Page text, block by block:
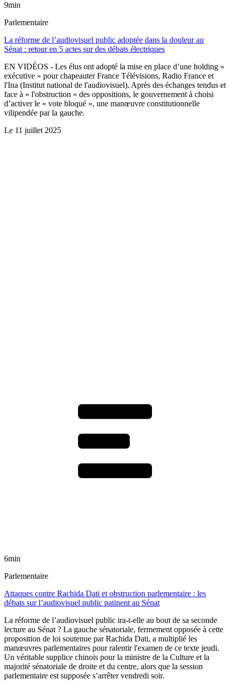
9min
Parlementaire
La réforme de l’audiovisuel public adoptée dans la douleur au
Sénat : retour en 5 actes sur des débats électriques
EN VIDÉOS - Les élus ont adopté la mise en place d’une holding «
exécutive » pour chapeauter France Télévisions, Radio France et
l'Ina (Institut national de l'audiovisuel). Après des échanges tendus et
face à « l'obstruction » des oppositions, le gouvernement à choisi
d’activer le « vote bloqué », une manœuvre constitutionnelle
vilipendée par la gauche.
Le 11 juillet 2025
6min
Parlementaire
Attaques contre Rachida Dati et obstruction parlementaire : les
débats sur l’audiovisuel public patinent au Sénat
La réforme de l’audiovisuel public ira-t-elle au bout de sa seconde
lecture au Sénat ? La gauche sénatoriale, fermement opposée à cette
proposition de loi soutenue par Rachida Dati, a multiplié les
manœuvres parlementaires pour ralentir l'examen de ce texte jeudi.
Un véritable supplice chinois pour la ministre de la Culture et la
majorité sénatoriale de droite et du centre, alors que la session
parlementaire est supposée s’arrêter vendredi soir.